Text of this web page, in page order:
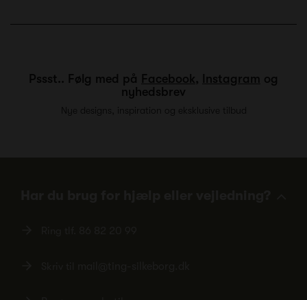
Pssst.. Følg med på Facebook, Instagram og
nyhedsbrev
Nye designs, inspiration og eksklusive tilbud